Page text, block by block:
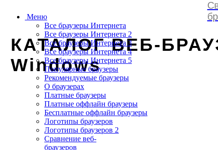
КАТАЛОГ ВЕБ-
Windows
Меню
Все браузеры Интернета
Все браузеры Интернета 2
Все браузеры Интернета 3
Все браузеры Интернета 4
Все браузеры Интернета 5
Популярные браузеры
Рекомендуемые браузеры
О браузерах
Платные браузеры
Платные оффлайн браузеры
Бесплатные оффлайн браузеры
Логотипы браузеров
Логотипы браузеров 2
Сравнение веб-
браузеров